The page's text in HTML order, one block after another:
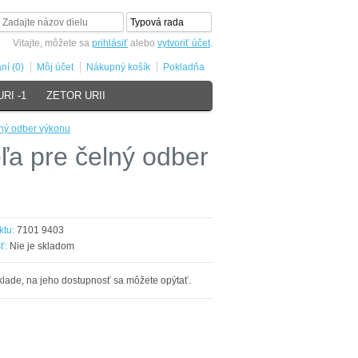
Vitajte, môžete sa prihlásiť alebo vytvoriť účet.
(0) Môj účet Nákupný košík Pokladňa
-1 ZETOR URII
odber výkonu
pre čelný odber
7101 9403
Nie je skladom
na jeho dostupnosť sa môžete opýtať.